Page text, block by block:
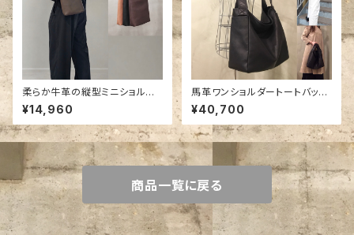
柔らか牛革の縦型ミニショルダ
ーバッグ。
¥14,960
馬革ワンショルダートートバッグ
Ｍサイズ 。
¥40,700
商品一覧に戻る